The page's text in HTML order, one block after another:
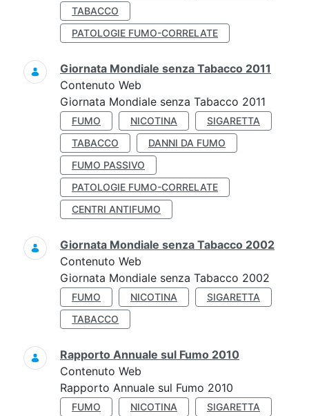
TABACCO
PATOLOGIE FUMO-CORRELATE
Giornata Mondiale senza Tabacco 2011
Contenuto Web
Giornata Mondiale senza Tabacco 2011
FUMO NICOTINA
SIGARETTA
TABACCO
DANNI DA FUMO
FUMO PASSIVO
PATOLOGIE FUMO-CORRELATE
CENTRI ANTIFUMO
Giornata Mondiale senza Tabacco 2002
Contenuto Web
Giornata Mondiale senza Tabacco 2002
FUMO NICOTINA
SIGARETTA
TABACCO
Rapporto Annuale sul Fumo 2010
Contenuto Web
Rapporto Annuale sul Fumo 2010
FUMO NICOTINA SIGARETTA